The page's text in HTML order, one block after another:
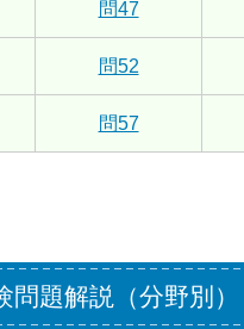
問47
問52
問57
問題解説（分野別）